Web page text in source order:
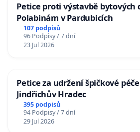
Petice proti výstavbě bytových
Polabinám v Pardubicích
107 podpisů
96 Podpisy / 7 dní
23 Jul 2026
Petice za udržení špičkové
Jindřichův Hradec
395 podpisů
94 Podpisy / 7 dní
29 Jul 2026